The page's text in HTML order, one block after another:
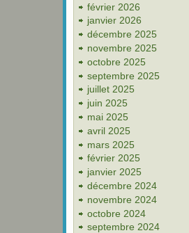
février 2026
janvier 2026
décembre 2025
novembre 2025
octobre 2025
septembre 2025
juillet 2025
juin 2025
mai 2025
avril 2025
mars 2025
février 2025
janvier 2025
décembre 2024
novembre 2024
octobre 2024
septembre 2024